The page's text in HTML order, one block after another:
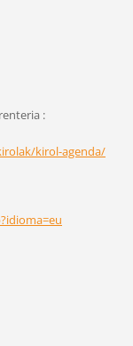
:
kirol-agenda/